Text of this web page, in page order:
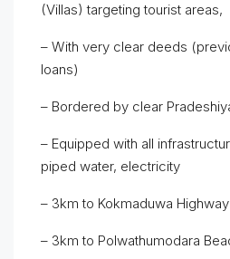
(Villas) targeting tourist areas,
– With very clear deeds
loans)
– Bordered by clear
– Equipped with all
piped water, electricity
– 3km to Kokmaduwa
– 3km to Polwathumodara